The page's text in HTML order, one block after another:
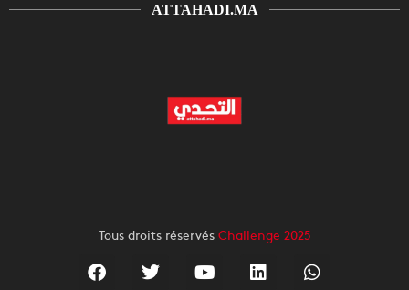
ATTAHADI.MA
Tous droits réservés Challenge 2025